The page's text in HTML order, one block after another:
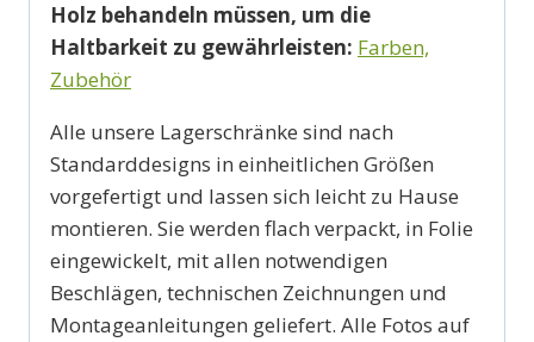
Holz behandeln müssen, um die
Haltbarkeit zu gewährleisten: Farben,
Zubehör
Alle unsere Lagerschränke sind nach
Standarddesigns in einheitlichen Größen
vorgefertigt und lassen sich leicht zu Hause
montieren. Sie werden flach verpackt, in Folie
eingewickelt, mit allen notwendigen
Beschlägen, technischen Zeichnungen und
Montageanleitungen geliefert. Alle Fotos auf